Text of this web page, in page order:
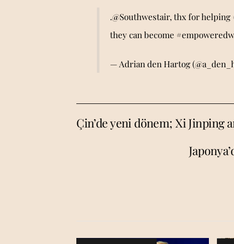
.@Southwestair, thx for helping
they can become
— Adrian den Hartog
Çin’de yeni dönem; Xi Jinping